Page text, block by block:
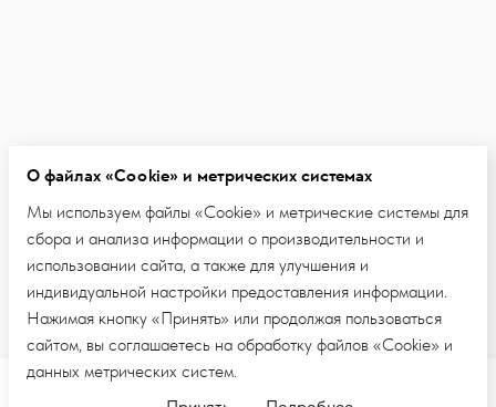
Добавить в корзину
О файлах «Cookie» и метрических системах
Мы используем файлы «Cookie» и метрические системы для
сбора и анализа информации о производительности и
использовании сайта, а также для улучшения и
индивидуальной настройки предоставления информации.
Нажимая кнопку «Принять» или продолжая пользоваться
сайтом, вы соглашаетесь на обработку файлов «Cookie» и
данных метрических систем.